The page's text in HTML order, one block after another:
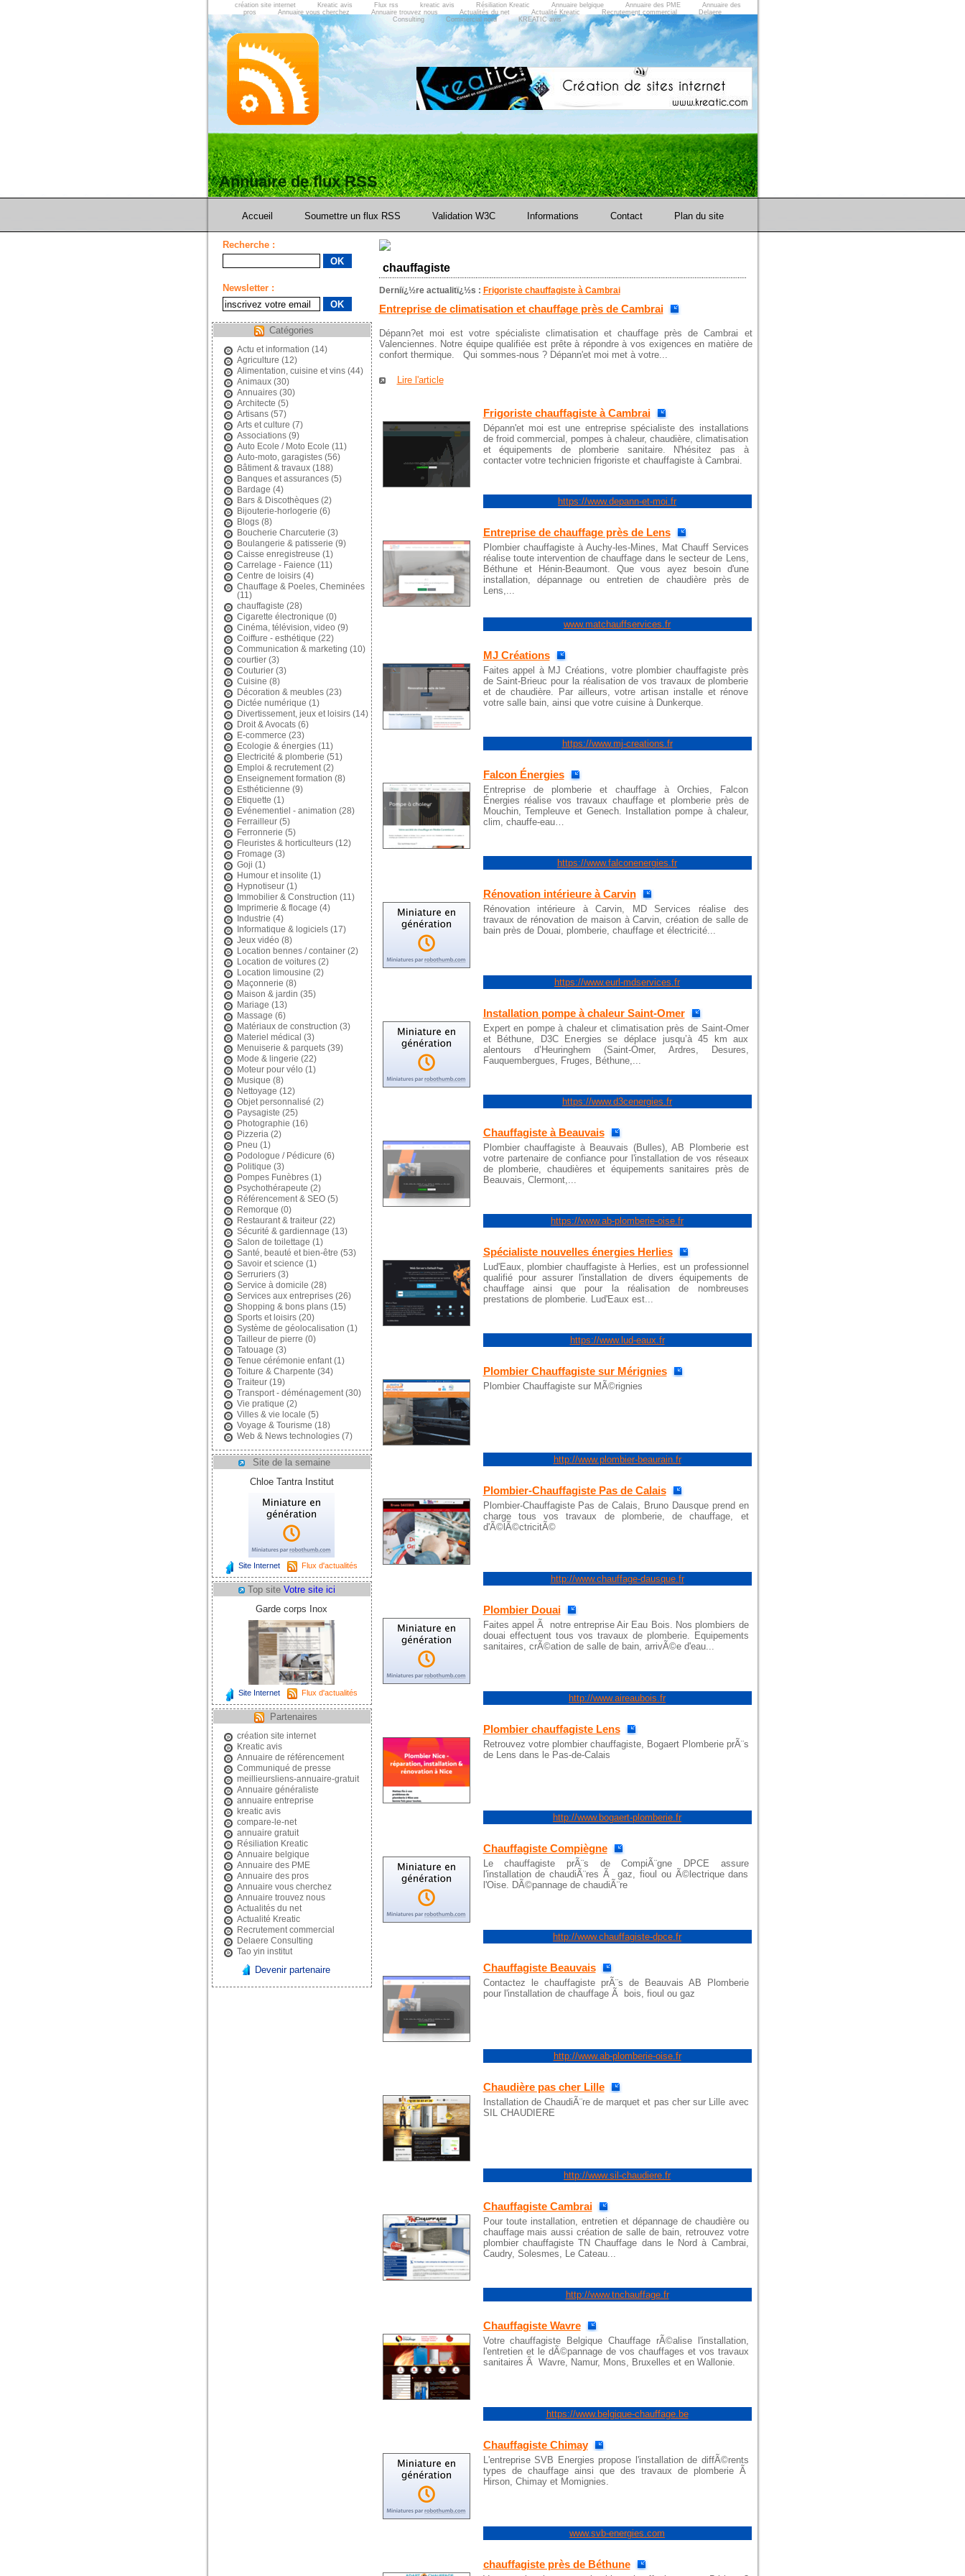
création site internet Kreatic avis Flux rss kreatic avis Résiliation Kreatic Annuaire belgique Annuaire des PME
Annuaire des
pros
Annuaire vous cherchez Annuaire trouvez nous Actualités du net Actualité Kreatic Recrutement commercial
Delaere
Consulting
Commercial nord KREATIC avis
Annuaire de flux RSS
Accueil Soumettre un flux RSS Validation W3C Informations Contact Plan du site
Recherche :
Newsletter :
Catégories
Actu et information (14)
Agriculture (12)
Alimentation, cuisine et vins(44)
Animaux(30)
Annuaires(30)
Architecte (5)
Artisans(57)
Arts et culture (7)
Associations(9)
Auto Ecole / Moto Ecole (11)
Auto-moto, garagistes(56)
Bâtiment & travaux(188)
Banques et assurances(5)
Bardage (4)
Bars & Discothèques(2)
Bijouterie-horlogerie (6)
Blogs(8)
Boucherie Charcuterie (3)
Boulangerie & patisserie (9)
Caisse enregistreuse (1)
Carrelage - Faience (11)
Centre de loisirs(4)
Chauffage & Poeles, Cheminées
(11)
chauffagiste (28)
Cigarette électronique (0)
Cinéma, télévision, video (9)
Coiffure - esthétique (22)
Communication & marketing (10)
courtier(3)
Couturier(3)
Cuisine (8)
Décoration & meubles(23)
Dictée numérique (1)
Divertissement, jeux et loisirs(14)
Droit & Avocats(6)
E-commerce (23)
Ecologie & énergies(11)
Electricité & plomberie (51)
Emploi & recrutement(2)
Enseignement formation (8)
Esthéticienne (9)
Etiquette (1)
Evénementiel - animation (28)
Ferrailleur(5)
Ferronnerie (5)
Fleuristes & horticulteurs(12)
Fromage (3)
Goji (1)
Humour et insolite (1)
Hypnotiseur(1)
Immobilier & Construction (11)
Imprimerie & flocage (4)
Industrie (4)
Informatique & logiciels(17)
Jeux vidéo (8)
Location bennes / container(2)
Location de voitures(2)
Location limousine (2)
Maçonnerie (8)
Maison & jardin (35)
Mariage (13)
Massage (6)
Matériaux de construction (3)
Materiel médical (3)
Menuiserie & parquets(39)
Mode & lingerie (22)
Moteur pour vélo (1)
Musique (8)
Nettoyage (12)
Objet personnalisé (2)
Paysagiste (25)
Photographie (16)
Pizzeria (2)
Pneu (1)
Podologue / Pédicure (6)
Politique (3)
Pompes Funèbres(1)
Psychothérapeute (2)
Référencement & SEO(5)
Remorque (0)
Restaurant & traiteur(22)
Sécurité & gardiennage (13)
Salon de toilettage (1)
Santé, beauté et bien-être (53)
Savoir et science (1)
Serruriers(3)
Service à domicile (28)
Services aux entreprises(26)
Shopping & bons plans(15)
Sports et loisirs(20)
Système de géolocalisation (1)
Tailleur de pierre (0)
Tatouage (3)
Tenue cérémonie enfant(1)
Toiture & Charpente (34)
Traiteur(19)
Transport - déménagement(30)
Vie pratique (2)
Villes & vie locale (5)
Voyage & Tourisme (18)
Web & News technologies(7)
Site de la semaine
Chloe Tantra Institut
Site Internet Flux d'actualités
Top site Votre site ici
Garde corps Inox
Site Internet Flux d'actualités
Partenaires
création site internet
Kreatic avis
Annuaire de référencement
Communiqué de presse
meillieursliens-annuaire-gratuit
Annuaire généraliste
annuaire entreprise
kreatic avis
compare-le-net
annuaire gratuit
Résiliation Kreatic
Annuaire belgique
Annuaire des PME
Annuaire des pros
Annuaire vous cherchez
Annuaire trouvez nous
Actualités du net
Actualité Kreatic
Recrutement commercial
Delaere Consulting
Tao yin institut
Devenir partenaire
chauffagiste
Derniï¿½re actualitï¿½s : Frigoriste chauffagiste à Cambrai
Entreprise de climatisation et chauffage près de Cambrai
Dépann?et moi est votre spécialiste climatisation et chauffage près de Cambrai et
Valenciennes. Notre équipe qualifiée est prête à répondre à vos exigences en matière de
confort thermique. Qui sommes-nous ? Dépann'et moi met à votre...
Lire l'article
Frigoriste chauffagiste à Cambrai
Dépann'et moi est une entreprise spécialiste des installations
de froid commercial, pompes à chaleur, chaudière, climatisation
et équipements de plomberie sanitaire. N'hésitez pas à
contacter votre technicien frigoriste et chauffagiste à Cambrai.
https://www.depann-et-moi.fr
Entreprise de chauffage près de Lens
Plombier chauffagiste à Auchy-les-Mines, Mat Chauff Services
réalise toute intervention de chauffage dans le secteur de Lens,
Béthune et Hénin-Beaumont. Que vous ayez besoin d'une
installation, dépannage ou entretien de chaudière près de
Lens,...
www.matchauffservices.fr
MJ Créations
Faites appel à MJ Créations, votre plombier chauffagiste près
de Saint-Brieuc pour la réalisation de vos travaux de plomberie
et de chaudière. Par ailleurs, votre artisan installe et rénove
votre salle bain, ainsi que votre cuisine à Dunkerque.
https://www.mj-creations.fr
Falcon Énergies
Entreprise de plomberie et chauffage à Orchies, Falcon
Énergies réalise vos travaux chauffage et plomberie près de
Mouchin, Templeuve et Genech. Installation pompe à chaleur,
clim, chauffe-eau…
https://www.falconenergies.fr
Rénovation intérieure à Carvin
Rénovation intérieure à Carvin, MD Services réalise des
travaux de rénovation de maison à Carvin, création de salle de
bain près de Douai, plomberie, chauffage et électricité...
https://www.eurl-mdservices.fr
Installation pompe à chaleur Saint-Omer
Expert en pompe à chaleur et climatisation près de Saint-Omer
et Béthune, D3C Energies se déplace jusqu’à 45 km aux
alentours d’Heuringhem (Saint-Omer, Ardres, Desures,
Fauquembergues, Fruges, Béthune,...
https://www.d3cenergies.fr
Chauffagiste à Beauvais
Plombier chauffagiste à Beauvais (Bulles), AB Plomberie est
votre partenaire de confiance pour l'installation de vos réseaux
de plomberie, chaudières et équipements sanitaires près de
Beauvais, Clermont,...
https://www.ab-plomberie-oise.fr
Spécialiste nouvelles énergies Herlies
Lud'Eaux, plombier chauffagiste à Herlies, est un professionnel
qualifié pour assurer l'installation de divers équipements de
chauffage ainsi que pour la réalisation de nombreuses
prestations de plomberie. Lud'Eaux est...
https://www.lud-eaux.fr
Plombier Chauffagiste sur Mérignies
Plombier Chauffagiste sur MÃ©rignies
http://www.plombier-beaurain.fr
Plombier-Chauffagiste Pas de Calais
Plombier-Chauffagiste Pas de Calais, Bruno Dausque prend en
charge tous vos travaux de plomberie, de chauffage, et
d'Ã©lÃ©ctricitÃ©
http://www.chauffage-dausque.fr
Plombier Douai
Faites appel Ã notre entreprise Air Eau Bois. Nos plombiers de
douai effectuent tous vos travaux de plomberie. Equipements
sanitaires, crÃ©ation de salle de bain, arrivÃ©e d'eau...
http://www.aireaubois.fr
Plombier chauffagiste Lens
Retrouvez votre plombier chauffagiste, Bogaert Plomberie prÃ¨s
de Lens dans le Pas-de-Calais
http://www.bogaert-plomberie.fr
Chauffagiste Compiègne
Le chauffagiste prÃ¨s de CompiÃ¨gne DPCE assure
l'installation de chaudiÃ¨res Ã gaz, fioul ou Ã©lectrique dans
l'Oise. DÃ©pannage de chaudiÃ¨re
http://www.chauffagiste-dpce.fr
Chauffagiste Beauvais
Contactez le chauffagiste prÃ¨s de Beauvais AB Plomberie
pour l'installation de chauffage Ã bois, fioul ou gaz
http://www.ab-plomberie-oise.fr
Chaudière pas cher Lille
Installation de ChaudiÃ¨re de marquet et pas cher sur Lille avec
SIL CHAUDIERE
http://www.sil-chaudiere.fr
Chauffagiste Cambrai
Pour toute installation, entretien et dépannage de chaudière ou
chauffage mais aussi création de salle de bain, retrouvez votre
plombier chauffagiste TN Chauffage dans le Nord à Cambrai,
Caudry, Solesmes, Le Cateau...
http://www.tnchauffage.fr
Chauffagiste Wavre
Votre chauffagiste Belgique Chauffage rÃ©alise l'installation,
l'entretien et le dÃ©pannage de vos chauffages et vos travaux
sanitaires Ã Wavre, Namur, Mons, Bruxelles et en Wallonie.
https://www.belgique-chauffage.be
Chauffagiste Chimay
L'entreprise SVB Energies propose l'installation de diffÃ©rents
types de chauffage ainsi que des travaux de plomberie Ã
Hirson, Chimay et Momignies.
www.svb-energies.com
chauffagiste près de Béthune